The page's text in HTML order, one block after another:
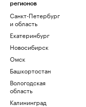
регионов
Санкт-Петербург
и область
Екатеринбург
Новосибирск
Омск
Башкортостан
Вологодская
область
Калининград